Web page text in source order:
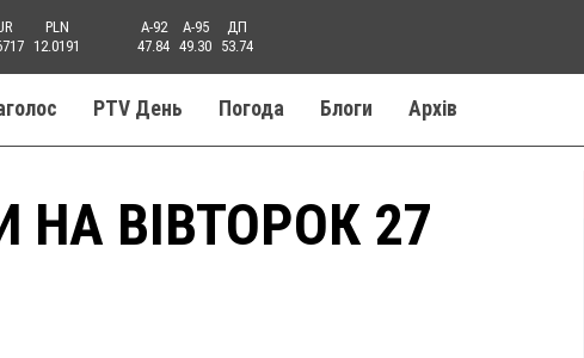
PLN
12.0191
A-92
47.84
A-95
49.30
ДП
53.74
PTV День Погода Блоги Aрхів
ВІВТОРОК 27